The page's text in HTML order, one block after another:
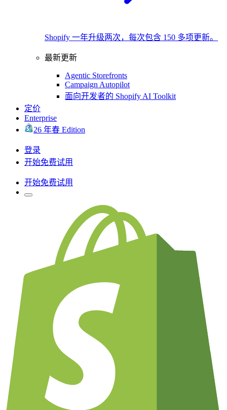
Shopify 一年升级两次，每次包含 150 多项更新。
最新更新
Agentic Storefronts
Campaign Autopilot
面向开发者的 Shopify AI Toolkit
定价
Enterprise
26 年春 Edition
登录
开始免费试用
开始免费试用